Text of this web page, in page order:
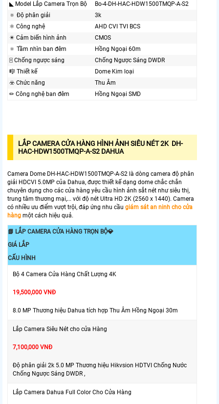
◣ Model Lắp Camera Trọn Bộ
Bo-4-DH-HAC-HDW1500TMQP-A-S2
🔅 Độ phân giải
3k
⚛️ Công nghệ
AHD CVI TVI BCS
✴️ Cảm biến hình ảnh
CMOS
🔅 Tầm nhìn ban đêm
Hồng Ngoại 60m
🀄 Chống ngược sáng
Chống Ngược Sáng DWDR
🎼️ Thiết kế
Dome Kim loại
☣️ Chức năng
Thu Âm
✏ Công nghệ ban đêm
Hồng Ngoại SMD
LẮP CAMERA CỬA HÀNG HÌNH ẢNH SIÊU NÉT 2K DH-
HAC-HDW1500TMQP-A-S2 DAHUA
Camera Dome DH-HAC-HDW1500TMQP-A-S2 là dòng camera độ phân
giải HDCVI 5.0MP của Dahua, được thiết kế dạng dome chắc chắn
chuyên dụng cho các cửa hàng yêu cầu hình ảnh sắt nét như siêu thị,
trung tâm thương mại,... với độ nét Ultra HD 2K (2560 x 1440). Camera
có nhiều ưu điểm vượt trội, đáp ứng nhu cầu giám sát an ninh cho cửa
hàng một cách hiệu quả.
📗 LẮP CAMERA CỬA HÀNG TRỌN BỘ💎
GIÁ LẮP
CẤU HÌNH
Bộ 4 Camera Cửa Hàng Chất Lượng 4K
19,500,000 VNĐ
8.0 MP Thương hiệu Dahua tích hợp Thu Âm Hồng Ngoại 30m
Lắp Camera Siêu Nét cho cửa Hàng
7,100,000 VNĐ
Độ phân giải 2k 5.0 MP Thương hiệu Hikvsion HDTVI Chống Nước
Chống Ngược Sáng DWDR ,
Lắp Camera Dahua Full Color Cho Cửa Hàng